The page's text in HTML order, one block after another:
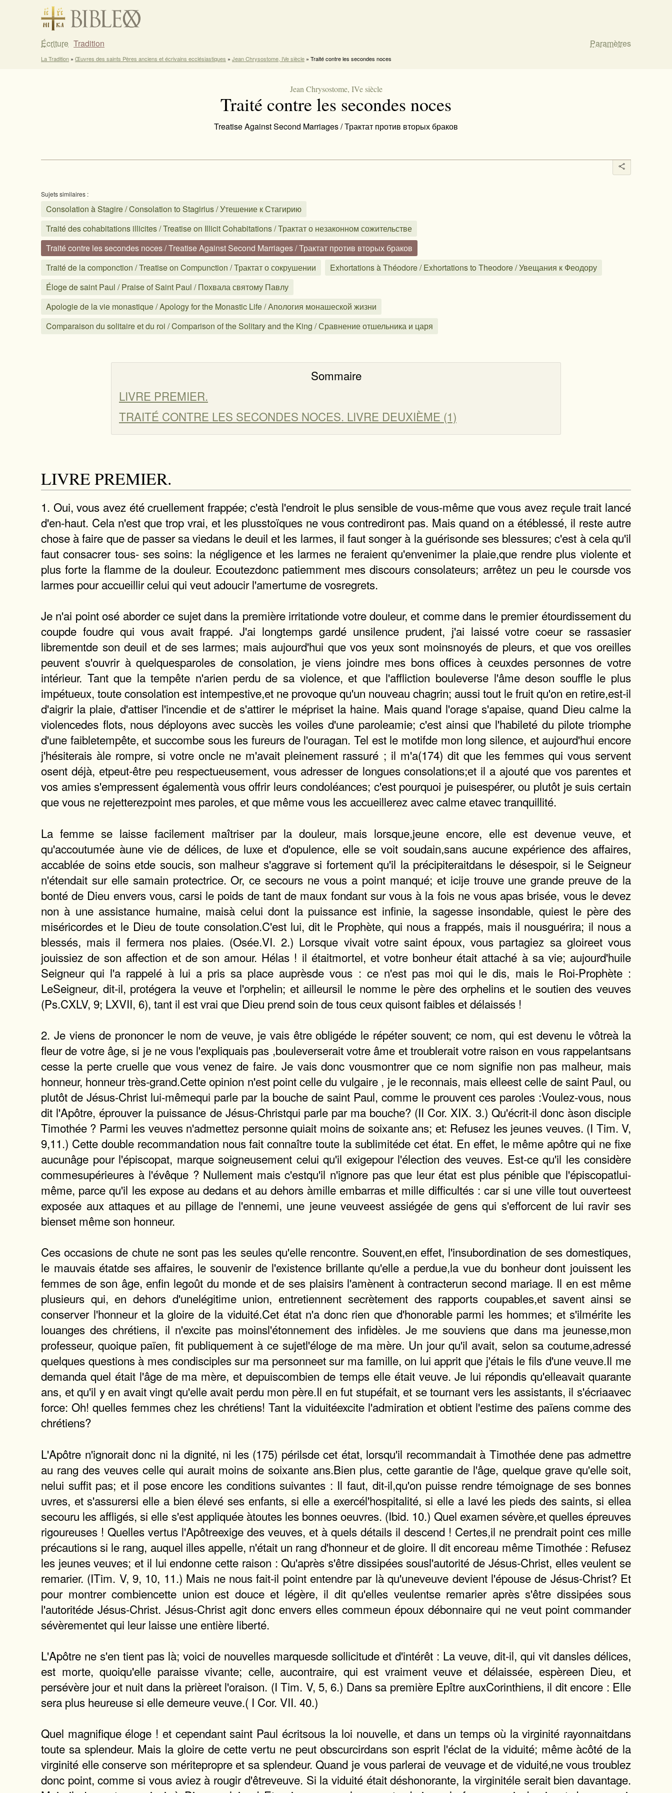
Écriture Tradition Paramètres
La Tradition » Œuvres des saints Pères anciens et écrivains ecclésiastiques » Jean Chrysostome, IVe siècle » Traité contre les secondes noces
Jean Chrysostome, IVe siècle
Traité contre les secondes noces
Treatise Against Second Marriages / Трактат против вторых браков
Sujets similaires :
Consolation à Stagire / Consolation to Stagirius / Утешение к Стагирию
Traité des cohabitations illicites / Treatise on Illicit Cohabitations / Трактат о незаконном сожительстве
Traité contre les secondes noces / Treatise Against Second Marriages / Трактат против вторых браков
Traité de la componction / Treatise on Compunction / Трактат о сокрушении
Exhortations à Théodore / Exhortations to Theodore / Увещания к Феодору
Éloge de saint Paul / Praise of Saint Paul / Похвала святому Павлу
Apologie de la vie monastique / Apology for the Monastic Life / Апология монашеской жизни
Comparaison du solitaire et du roi / Comparison of the Solitary and the King / Сравнение отшельника и царя
Sommaire
LIVRE PREMIER.
TRAITÉ CONTRE LES SECONDES NOCES. LIVRE DEUXIÈME (1)
LIVRE PREMIER.
1. Oui, vous avez été cruellement frappée; c'està l'endroit le plus sensible de vous-même que vous avez reçule trait lancé
d'en-haut. Cela n'est que trop vrai, et les plusstoïques ne vous contrediront pas. Mais quand on a étéblessé, il reste autre
chose à faire que de passer sa viedans le deuil et les larmes, il faut songer à la guérisonde ses blessures; c'est à cela qu'il
faut consacrer tous- ses soins: la négligence et les larmes ne feraient qu'envenimer la plaie,que rendre plus violente et
plus forte la flamme de la douleur. Ecoutezdonc patiemment mes discours consolateurs; arrêtez un peu le coursde vos
larmes pour accueillir celui qui veut adoucir l'amertume de vosregrets.
Je n'ai point osé aborder ce sujet dans la première irritationde votre douleur, et comme dans le premier étourdissement du
coupde foudre qui vous avait frappé. J'ai longtemps gardé unsilence prudent, j'ai laissé votre coeur se rassasier
librementde son deuil et de ses larmes; mais aujourd'hui que vos yeux sont moinsnoyés de pleurs, et que vos oreilles
peuvent s'ouvrir à quelquesparoles de consolation, je viens joindre mes bons offices à ceuxdes personnes de votre
intérieur. Tant que la tempête n'arien perdu de sa violence, et que l'affliction bouleverse l'âme deson souffle le plus
impétueux, toute consolation est intempestive,et ne provoque qu'un nouveau chagrin; aussi tout le fruit qu'on en retire,est-il
d'aigrir la plaie, d'attiser l'incendie et de s'attirer le mépriset la haine. Mais quand l'orage s'apaise, quand Dieu calme la
violencedes flots, nous déployons avec succès les voiles d'une paroleamie; c'est ainsi que l'habileté du pilote triomphe
d'une faibletempête, et succombe sous les fureurs de l'ouragan. Tel est le motifde mon long silence, et aujourd'hui encore
j'hésiterais àle rompre, si votre oncle ne m'avait pleinement rassuré ; il m'a(174) dit que les femmes qui vous servent
osent déjà, etpeut-être peu respectueusement, vous adresser de longues consolations;et il a ajouté que vos parentes et
vos amies s'empressent égalementà vous offrir leurs condoléances; c'est pourquoi je puisespérer, ou plutôt je suis certain
que vous ne rejetterezpoint mes paroles, et que même vous les accueillerez avec calme etavec tranquillité.
La femme se laisse facilement maîtriser par la douleur, mais lorsque,jeune encore, elle est devenue veuve, et
qu'accoutumée àune vie de délices, de luxe et d'opulence, elle se voit soudain,sans aucune expérience des affaires,
accablée de soins etde soucis, son malheur s'aggrave si fortement qu'il la précipiteraitdans le désespoir, si le Seigneur
n'étendait sur elle samain protectrice. Or, ce secours ne vous a point manqué; et icije trouve une grande preuve de la
bonté de Dieu envers vous, carsi le poids de tant de maux fondant sur vous à la fois ne vous apas brisée, vous le devez
non à une assistance humaine, maisà celui dont la puissance est infinie, la sagesse insondable, quiest le père des
miséricordes et le Dieu de toute consolation.C'est lui, dit le Prophète, qui nous a frappés, mais il nousguérira; il nous a
blessés, mais il fermera nos plaies. (Osée.VI. 2.) Lorsque vivait votre saint époux, vous partagiez sa gloireet vous
jouissiez de son affection et de son amour. Hélas ! il étaitmortel, et votre bonheur était attaché à sa vie; aujourd'huile
Seigneur qui l'a rappelé à lui a pris sa place auprèsde vous : ce n'est pas moi qui le dis, mais le Roi-Prophète :
LeSeigneur, dit-il, protégera la veuve et l'orphelin; et ailleursil le nomme le père des orphelins et le soutien des veuves
(Ps.CXLV, 9; LXVII, 6), tant il est vrai que Dieu prend soin de tous ceux quisont faibles et délaissés !
2. Je viens de prononcer le nom de veuve, je vais être obligéde le répéter souvent; ce nom, qui est devenu le vôtreà la
fleur de votre âge, si je ne vous l'expliquais pas ,bouleverserait votre âme et troublerait votre raison en vous rappelantsans
cesse la perte cruelle que vous venez de faire. Je vais donc vousmontrer que ce nom signifie non pas malheur, mais
honneur, honneur très-grand.Cette opinion n'est point celle du vulgaire , je le reconnais, mais elleest celle de saint Paul, ou
plutôt de Jésus-Christ lui-mêmequi parle par la bouche de saint Paul, comme le prouvent ces paroles :Voulez-vous, nous
dit l'Apôtre, éprouver la puissance de Jésus-Christqui parle par ma bouche? (II Cor. XIX. 3.) Qu'écrit-il donc àson disciple
Timothée ? Parmi les veuves n'admettez personne quiait moins de soixante ans; et: Refusez les jeunes veuves. (I Tim. V,
9,11.) Cette double recommandation nous fait connaître toute la sublimitéde cet état. En effet, le même apôtre qui ne fixe
aucunâge pour l'épiscopat, marque soigneusement celui qu'il exigepour l'élection des veuves. Est-ce qu'il les considère
commesupérieures à l'évêque ? Nullement mais c'estqu'il n'ignore pas que leur état est plus pénible que l'épiscopatlui-
même, parce qu'il les expose au dedans et au dehors àmille embarras et mille difficultés : car si une ville tout ouverteest
exposée aux attaques et au pillage de l'ennemi, une jeune veuveest assiégée de gens qui s'efforcent de lui ravir ses
bienset même son honneur.
Ces occasions de chute ne sont pas les seules qu'elle rencontre. Souvent,en effet, l'insubordination de ses domestiques,
le mauvais étatde ses affaires, le souvenir de l'existence brillante qu'elle a perdue,la vue du bonheur dont jouissent les
femmes de son âge, enfin legoût du monde et de ses plaisirs l'amènent à contracterun second mariage. Il en est même
plusieurs qui, en dehors d'unelégitime union, entretiennent secrètement des rapports coupables,et savent ainsi se
conserver l'honneur et la gloire de la viduité.Cet état n'a donc rien que d'honorable parmi les hommes; et s'ilmérite les
louanges des chrétiens, il n'excite pas moinsl'étonnement des infidèles. Je me souviens que dans ma jeunesse,mon
professeur, quoique païen, fit publiquement à ce sujetl'éloge de ma mère. Un jour qu'il avait, selon sa coutume,adressé
quelques questions à mes condisciples sur ma personneet sur ma famille, on lui apprit que j'étais le fils d'une veuve.Il me
demanda quel était l'âge de ma mère, et depuiscombien de temps elle était veuve. Je lui répondis qu'elleavait quarante
ans, et qu'il y en avait vingt qu'elle avait perdu mon père.Il en fut stupéfait, et se tournant vers les assistants, il s'écriaavec
force: Oh! quelles femmes chez les chrétiens! Tant la viduitéexcite l'admiration et obtient l'estime des païens comme des
chrétiens?
L'Apôtre n'ignorait donc ni la dignité, ni les (175) périlsde cet état, lorsqu'il recommandait à Timothée dene pas admettre
au rang des veuves celle qui aurait moins de soixante ans.Bien plus, cette garantie de l'âge, quelque grave qu'elle soit,
nelui suffit pas; et il pose encore les conditions suivantes : Il faut, dit-il,qu'on puisse rendre témoignage de ses bonnes
uvres, et s'assurersi elle a bien élevé ses enfants, si elle a exercél'hospitalité, si elle a lavé les pieds des saints, si ellea
secouru les affligés, si elle s'est appliquée àtoutes les bonnes oeuvres. (Ibid. 10.) Quel examen sévère,et quelles épreuves
rigoureuses ! Quelles vertus l'Apôtreexige des veuves, et à quels détails il descend ! Certes,il ne prendrait point ces mille
précautions si le rang, auquel illes appelle, n'était un rang d'honneur et de gloire. Il dit encoreau même Timothée : Refusez
les jeunes veuves; et il lui endonne cette raison : Qu'après s'être dissipées sousl'autorité de Jésus-Christ, elles veulent se
remarier. (ITim. V, 9, 10, 11.) Mais ne nous fait-il point entendre par là qu'uneveuve devient l'épouse de Jésus-Christ? Et
pour montrer combiencette union est douce et légère, il dit qu'elles veulentse remarier après s'être dissipées sous
l'autoritéde Jésus-Christ. Jésus-Christ agit donc envers elles commeun époux débonnaire qui ne veut point commander
sévèrementet qui leur laisse une entière liberté.
L'Apôtre ne s'en tient pas là; voici de nouvelles marquesde sollicitude et d'intérêt : La veuve, dit-il, qui vit dansles délices,
est morte, quoiqu'elle paraisse vivante; celle, aucontraire, qui est vraiment veuve et délaissée, espèreen Dieu, et
persévère jour et nuit dans la prièreet l'oraison. (I Tim. V, 5, 6.) Dans sa première Epître auxCorinthiens, il dit encore : Elle
sera plus heureuse si elle demeure veuve.( I Cor. VII. 40.)
Quel magnifique éloge ! et cependant saint Paul écritsous la loi nouvelle, et dans un temps où la virginité rayonnaitdans
toute sa splendeur. Mais la gloire de cette vertu ne peut obscurcirdans son esprit l'éclat de la viduité; même àcôté de la
virginité elle conserve son méritepropre et sa splendeur. Quand je vous parlerai de veuvage et de viduité,ne vous troublez
donc point, comme si vous aviez à rougir d'êtreveuve. Si la viduité était déshonorante, la virginitéle serait bien davantage.